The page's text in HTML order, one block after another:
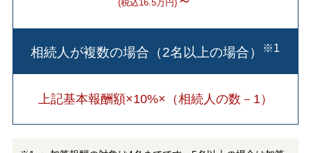
(税込16.5万円)
相続人が複数の場合（2名以上の場合） ※1
上記基本報酬額×10%×（相続人の数－1）